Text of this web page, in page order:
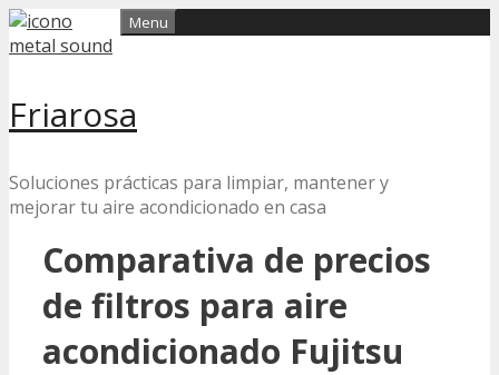
Skip
to
Friarosa
Soluciones prácticas para limpiar, mantener y
mejorar tu aire acondicionado en casa
Menu
Comparativa de precios
de filtros para aire
acondicionado Fujitsu